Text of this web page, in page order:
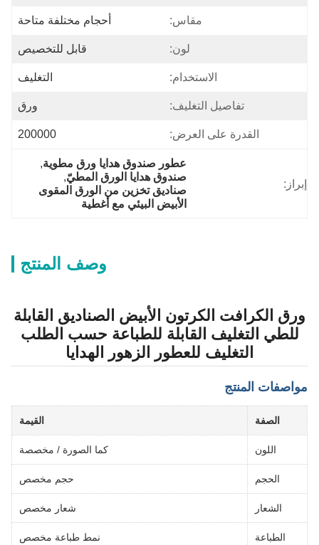
مقاس: أحجام مختلفة متاحة
لون: قابل للتخصيص
الاستخدام: التغليف
تفاصيل التغليف: ورق
القدرة على العرض: 200000
إبراز:
عطور صندوق هدايا ورق مطوية,
صندوق هدايا الورق المطيّ,
الأبيض البيئي مع أغطية
وصف المنتج
ورق الكرافت الكرتون الأبيض الصناديق القابلة
للطي التغليف القابلة للطباعة حسب الطلب
التغليف للعطور الزهور الهدايا
مواصفات المنتج
الصفة القيمة
اللون كما الصورة / مخصصة
الحجم حجم مخصص
الشعار شعار مخصص
الطباعة نمط طباعة مخصص